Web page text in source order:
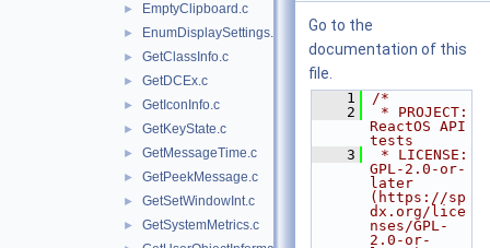
► EmptyClipboard.c
► EnumDisplaySettings.c
► GetClassInfo.c
► GetDCEx.c
► GetIconInfo.c
► GetKeyState.c
► GetMessageTime.c
► GetPeekMessage.c
► GetSetWindowInt.c
► GetSystemMetrics.c
Go to the
documentation of this
file.
    1
/*
    2
* PROJECT:
ReactOS API
tests
    3
* LICENSE:
GPL-2.0-or-
later
(https://sp
dx.org/lice
nses/GPL-
2.0-or-